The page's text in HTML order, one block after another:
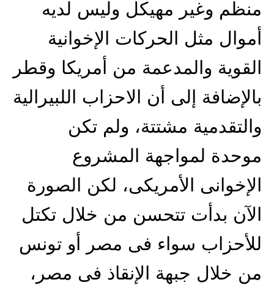
منظم وغير مهيكل وليس لديه
أموال مثل الحركات الإخوانية
القوية والمدعمة من أمريكا وقطر
بالإضافة إلى أن الاحزاب اللبيرالية
والتقدمية مشتتة، ولم تكن
موحدة لمواجهة المشروع
الإخوانى الأمريكى، لكن الصورة
الآن بدأت تتحسن من خلال تكتل
للأحزاب سواء فى مصر أو تونس
من خلال جبهة الإنقاذ فى مصر،